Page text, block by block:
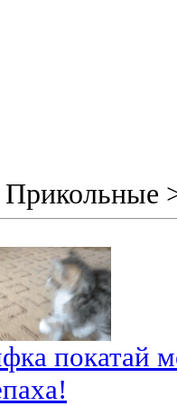
Прикольные
покатай